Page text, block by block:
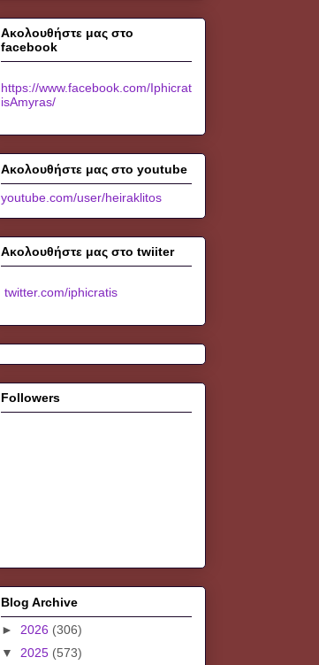
Ακολουθήστε μας στο
facebook
https://www.facebook.com/Iphicrat
isAmyras/
Ακολουθήστε μας στο youtube
youtube.com/user/heiraklitos
Ακολουθήστε μας στο twiiter
twitter.com/iphicratis
Followers
Blog Archive
► 2026 (306)
▼ 2025 (573)